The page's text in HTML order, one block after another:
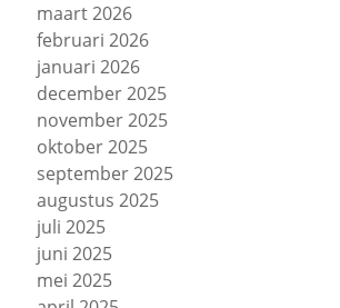
maart 2026
februari 2026
januari 2026
december 2025
november 2025
oktober 2025
september 2025
augustus 2025
juli 2025
juni 2025
mei 2025